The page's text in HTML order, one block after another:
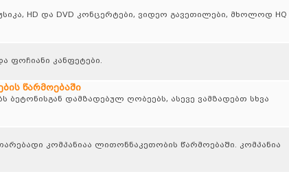
HD და DVD კონცერტები, ვიდეო გავეთილები, მხოლოდ HQ
ფოჩიანი კანფეტები.
წარმოებაში
ბეტონისგან დამზადებულ ღობეებს, ასევე ვამზადებთ სხვა
კომპანიაა ლითონნაკეთობის წარმოებაში. კომპანია